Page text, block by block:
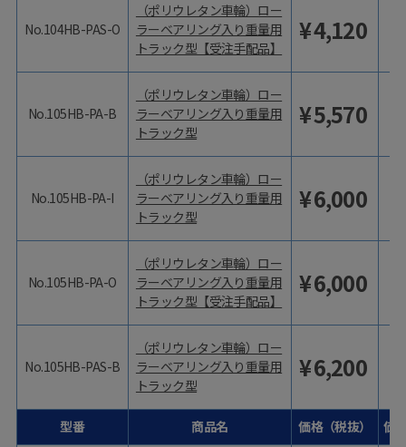
No.104HB-PAS-O
No.105HB-PA-B
No.105HB-PA-I
No.105HB-PA-O
No.105HB-PAS-B
型番
（ポリウレタン車輪）ロー
ラーベアリング入り重量用
トラック型【受注手配品】
¥4,120
（ポリウレタン車輪）ロー
ラーベアリング入り重量用
トラック型
¥5,570
（ポリウレタン車輪）ロー
ラーベアリング入り重量用
トラック型
¥6,000
（ポリウレタン車輪）ロー
ラーベアリング入り重量用
トラック型【受注手配品】
¥6,000
（ポリウレタン車輪）ロー
ラーベアリング入り重量用
トラック型
¥6,200
商品名 価格（税抜） 価